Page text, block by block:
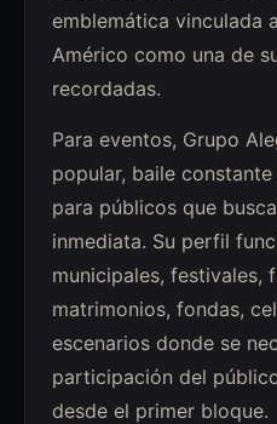
emblemática vinculada
Américo como una de
recordadas.
Para eventos, Grupo
popular, baile
para públicos que
inmediata. Su perfil
municipales, festivales,
matrimonios, fondas,
escenarios donde se
participación del
desde el primer bloque.